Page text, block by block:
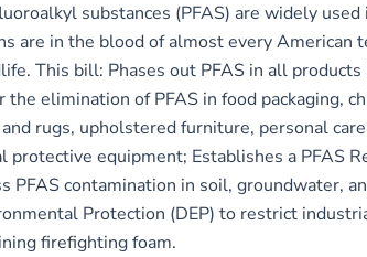
substances (PFAS) are widely
are in the blood of almost every American
This bill: Phases out PFAS in all
the elimination of PFAS in food packaging,
rugs, upholstered furniture, personal
protective equipment; Establishes a PFAS
PFAS contamination in soil, groundwater,
Protection (DEP) to restrict
firefighting foam.